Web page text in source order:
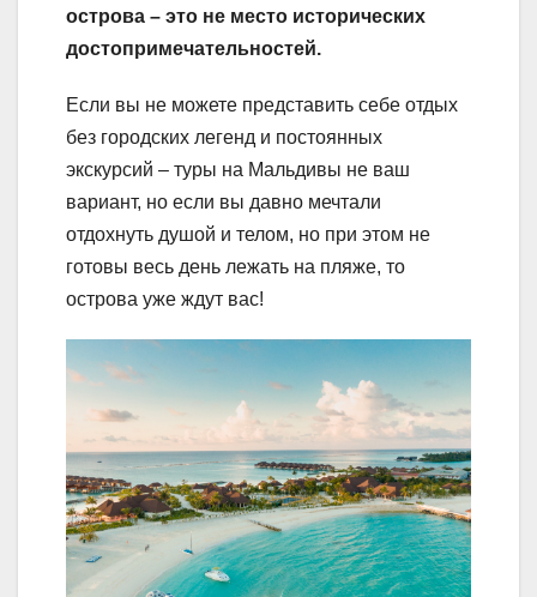
острова – это не место исторических
достопримечательностей.
Если вы не можете представить себе отдых
без городских легенд и постоянных
экскурсий – туры на Мальдивы не ваш
вариант, но если вы давно мечтали
отдохнуть душой и телом, но при этом не
готовы весь день лежать на пляже, то
острова уже ждут вас!